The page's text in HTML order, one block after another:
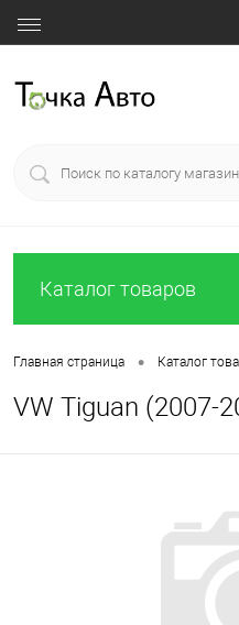
Каталог товаров
Главная страница • Каталог
VW Tiguan (2007-